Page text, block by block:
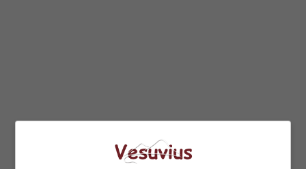
Il piano di Netflix per